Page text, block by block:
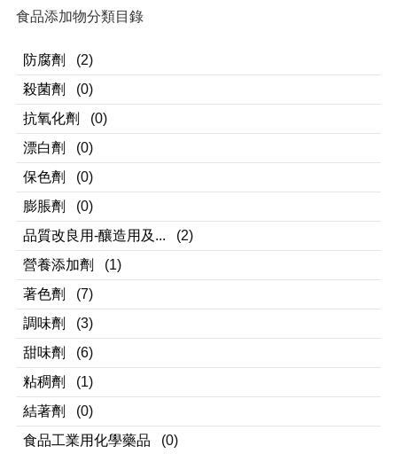
食品添加物分類目錄
防腐劑
(2)
殺菌劑
(0)
抗氧化劑
(0)
漂白劑
(0)
保色劑
(0)
膨脹劑
(0)
品質改良用-釀造用及...
(2)
營養添加劑
(1)
著色劑
(7)
調味劑
(3)
甜味劑
(6)
粘稠劑
(1)
結著劑
(0)
食品工業用化學藥品
(0)